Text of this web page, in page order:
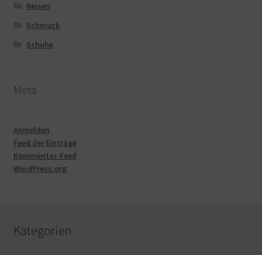
Reisen
Schmuck
Schuhe
Meta
Anmelden
Feed der Einträge
Kommentar-Feed
WordPress.org
Kategorien